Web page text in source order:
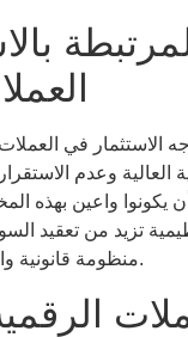
الاستثمار في
العالية وعدم
يكونوا واعين بهذه
تزيد من تعقيد
منظومة قانونية واضحة لحماية المصالح.